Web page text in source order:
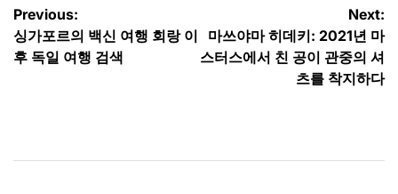
글
탐
Previous:
싱가포르의 백신 여행 회랑 이
후 독일 여행 검색
Next:
마쓰야마 히데키: 2021년 마
스터스에서 친 공이 관중의 셔
츠를 착지하다